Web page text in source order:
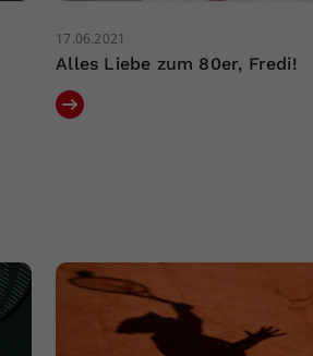
17.06.2021
Alles Liebe zum 80er, Fredi!